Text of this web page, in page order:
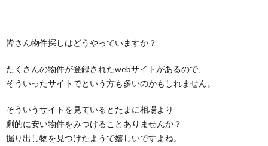
皆さん物件探しはどうやっていますか？
たくさんの物件が登録されたwebサイトがあるので、
そういったサイトでという方も多いのかもしれません。
そういうサイトを見ているとたまに相場より
劇的に安い物件をみつけることありませんか？
掘り出し物を見つけたようで嬉しいですよね。